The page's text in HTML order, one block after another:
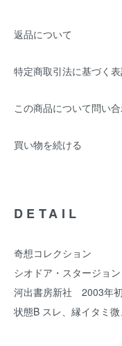
返品について
特定商取引法に基づく
この商品について問い
買い物を続ける
DETAIL
奇想コレクション
シオドア・スタージョ
河出書房新社 2003年
状態B スレ、縁イタミ